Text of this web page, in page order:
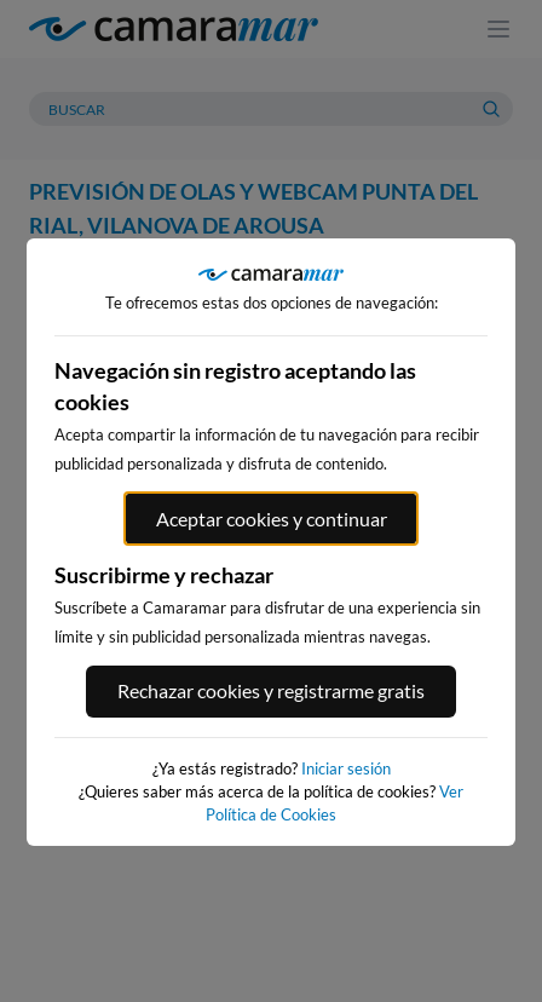
PREVISIÓN DE OLAS Y WEBCAM PUNTA DEL
RIAL, VILANOVA DE AROUSA
PREVISIÓN METEOROLOGÍA
WEBCAM PUNTA DEL RIAL,
VILANOVA DE AROUSA
WEBCAMS CERCANAS
PLAYA CORÓN (VILANOVA
DE AROUSA), VILANOVA DE
PLAYA DE COROSO
0.0 m CHOPI
Te ofrecemos estas dos opciones de navegación:
Navegación sin registro aceptando las
cookies
Acepta compartir la información de tu navegación para recibir
publicidad personalizada y disfruta de contenido.
Aceptar cookies y continuar
Suscribirme y rechazar
Suscríbete a Camaramar para disfrutar de una experiencia sin
límite y sin publicidad personalizada mientras navegas.
Rechazar cookies y registrarme gratis
¿Ya estás registrado? Iniciar sesión
¿Quieres saber más acerca de la política de cookies?Ver
Política de Cookies